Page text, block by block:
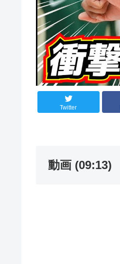
Twitter
動画 (09:13)